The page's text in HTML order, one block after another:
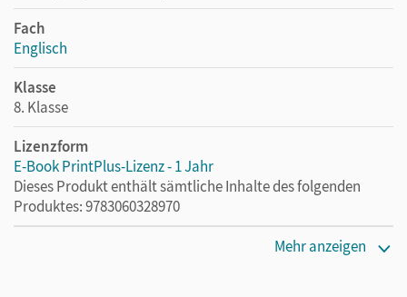
Fach
Englisch
Klasse
8. Klasse
Lizenzform
E-Book PrintPlus-Lizenz - 1 Jahr
Dieses Produkt enthält sämtliche Inhalte des folgenden
Produktes: 9783060328970
Mehr anzeigen